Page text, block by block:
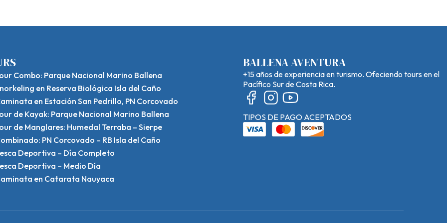
Combo: Parque Nacional Marino Ballena
en Reserva Biológica Isla del Caño
en Estación San Pedrillo, PN Corcovado
de Kayak: Parque Nacional Marino Ballena
de Manglares: Humedal Terraba – Sierpe
PN Corcovado – RB Isla del Caño
Deportiva – Día Completo
Deportiva – Medio Día
en Catarata Nauyaca
BALLENA AVENTURA
+15 años de experiencia en turismo. Ofeciendo tours en el
Pacífico Sur de Costa Rica.
TIPOS DE PAGO ACEPTADOS